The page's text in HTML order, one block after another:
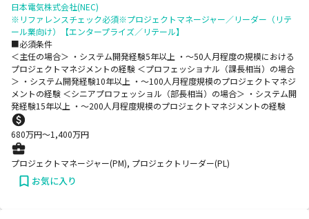
日本電気株式会社(NEC)
※リファレンスチェック必須※プロジェクトマネージャー／リーダー（リテ
ール業向け）【エンタープライズ／リテール】
■必須条件
＜主任の場合＞ ・システム開発経験5年以上 ・～50人月程度の規模における
プロジェクトマネジメントの経験 ＜プロフェッショナル（課長相当）の場合
＞ ・システム開発経験10年以上 ・～100人月程度規模のプロジェクトマネジ
メントの経験 ＜シニアプロフェッショル（部長相当）の場合＞ ・システム開
発経験15年以上 ・～200人月程度規模のプロジェクトマネジメントの経験
680万円〜1,400万円
プロジェクトマネージャー(PM), プロジェクトリーダー(PL)
お気に入り